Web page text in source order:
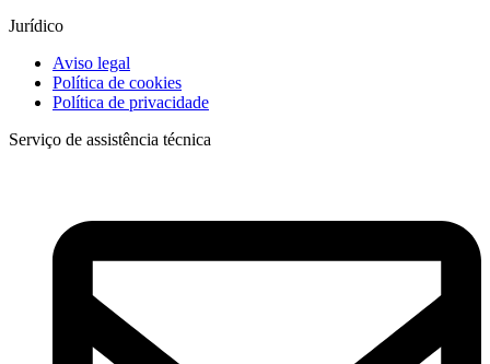
Jurídico
Aviso legal
Política de cookies
Política de privacidade
Serviço de assistência técnica